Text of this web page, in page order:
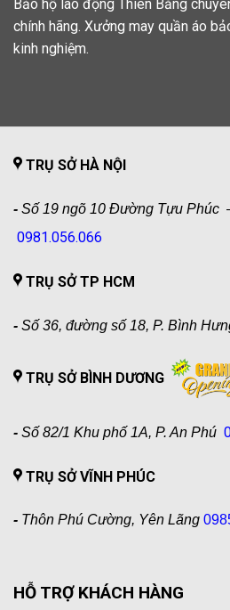
Bảo hộ lao động Thiên Bằng
chính hãng. Xưởng may quần áo
kinh nghiệm.
TRỤ SỞ HÀ NỘI
- Số 19 ngõ 10 Đường Tựu Phúc
0981.056.066
TRỤ SỞ TP HCM
- Số 36, đường số 18, P. Bình
TRỤ SỞ BÌNH DƯƠNG
- Số 82/1 Khu phố 1A, P. An Phú
TRỤ SỞ VĨNH PHÚC
- Thôn Phú Cường, Yên Lãng
HỖ TRỢ KHÁCH HÀNG